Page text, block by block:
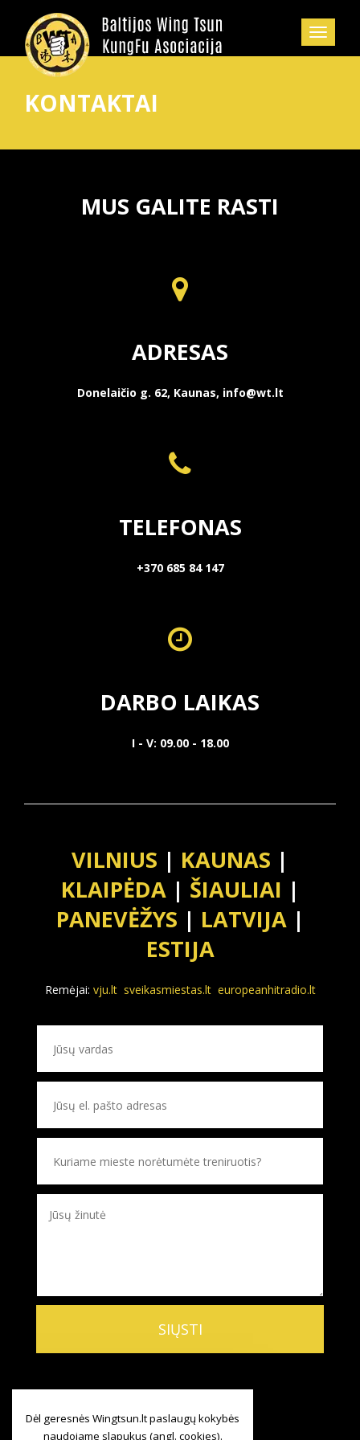
KONTAKTAI
MUS GALITE RASTI
ADRESAS
Donelaičio g. 62, Kaunas, info@wt.lt
TELEFONAS
+370 685 84 147
DARBO LAIKAS
I - V: 09.00 - 18.00
VILNIUS | KAUNAS |
KLAIPĖDA | ŠIAULIAI |
PANEVĖŽYS | LATVIJA |
ESTIJA
Remėjai: vju.lt sveikasmiestas.lt europeanhitradio.lt
Dėl geresnės Wingtsun.lt paslaugų kokybės
naudojame slapukus (angl. cookies).